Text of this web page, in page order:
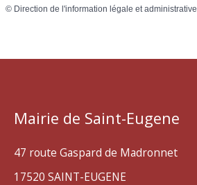
© Direction de l'information légale et administrative
Mairie de Saint-Eugene
47 route Gaspard de Madronnet
17520 SAINT-EUGENE